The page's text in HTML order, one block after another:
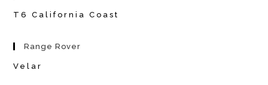
T6 California Coast
Range Rover
Velar